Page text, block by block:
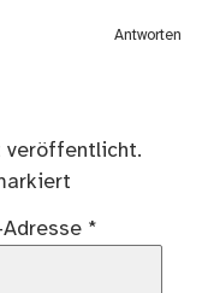
Antworten
veröffentlicht.
*